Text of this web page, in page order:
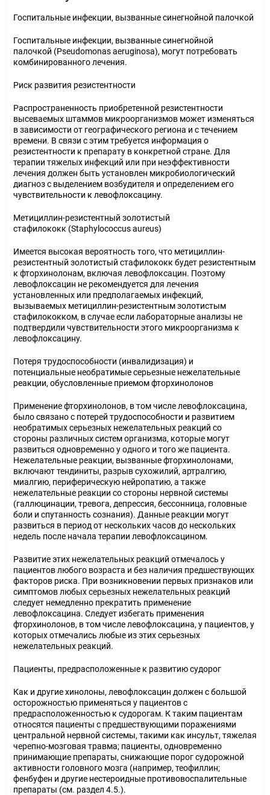
Госпитальные инфекции, вызванные синегнойной палочкой
Госпитальные инфекции, вызванные синегнойной
палочкой (Pseudomonas aeruginosa), могут потребовать
комбинированного лечения.
Риск развития резистентности
Распространенность приобретенной резистентности
высеваемых штаммов микроорганизмов может изменяться
в зависимости от географического региона и с течением
времени. В связи с этим требуется информация о
резистентности к препарату в конкретной стране. Для
терапии тяжелых инфекций или при неэффективности
лечения должен быть установлен микробиологический
диагноз с выделением возбудителя и определением его
чувствительности к левофлоксацину.
Метициллин-резистентный золотистый
стафилококк (Staphylococcus aureus)
Имеется высокая вероятность того, что метициллин-
резистентный золотистый стафилококк будет резистентным
к фторхинолонам, включая левофлоксацин. Поэтому
левофлоксацин не рекомендуется для лечения
установленных или предполагаемых инфекций,
вызываемых метициллин-резистентным золотистым
стафилококком, в случае если лабораторные анализы не
подтвердили чувствительности этого микроорганизма к
левофлоксацину.
Потеря трудоспособности (инвалидизация) и
потенциальные необратимые серьезные нежелательные
реакции, обусловленные приемом фторхинолонов
Применение фторхинолонов, в том числе левофлоксацина,
было связано с потерей трудоспособности и развитием
необратимых серьезных нежелательных реакций со
стороны различных систем организма, которые могут
развиться одновременно у одного и того же пациента.
Нежелательные реакции, вызванные фторхинолонами,
включают тендиниты, разрыв сухожилий, артралгию,
миалгию, периферическую нейропатию, а также
нежелательные реакции со стороны нервной системы
(галлюцинации, тревога, депрессия, бессонница, головные
боли и спутанность сознания). Данные реакции могут
развиться в период от нескольких часов до нескольких
недель после начала терапии левофлоксацином.
Развитие этих нежелательных реакций отмечалось у
пациентов любого возраста и без наличия предшествующих
факторов риска. При возникновении первых признаков или
симптомов любых серьезных нежелательных реакций
следует немедленно прекратить применение
левофлоксацина. Следует избегать применения
фторхинолонов, в том числе левофлоксацина, у пациентов, у
которых отмечались любые из этих серьезных
нежелательных реакций.
Пациенты, предрасположенные к развитию судорог
Как и другие хинолоны, левофлоксацин должен с большой
осторожностью применяться у пациентов с
предрасположенностью к судорогам. К таким пациентам
относятся пациенты с предшествующими поражениями
центральной нервной системы, такими как инсульт, тяжелая
черепно-мозговая травма; пациенты, одновременно
принимающие препараты, снижающие порог судорожной
активности головного мозга (например, теофиллин;
фенбуфен и другие нестероидные противовоспалительные
препараты (см. раздел 4.5.).